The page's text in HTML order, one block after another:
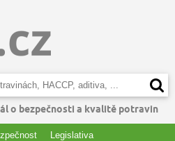
o bezpečnosti a kvalitě potravin
Legislativa